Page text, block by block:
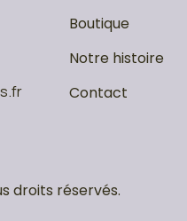
Boutique
Notre histoire
Contact
droits réservés.